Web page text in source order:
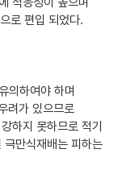
로 편입 되었다.
의하여야 하며
려가 있으므로
하지 못하므로 적기
극만식재배는 피하는